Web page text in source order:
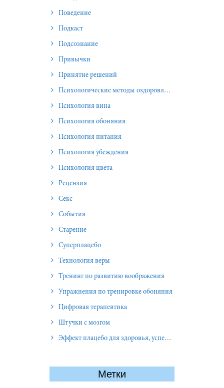
Поведение
Подкаст
Подсознание
Привычки
Принятие решений
Психологические методы оздоровления и омоложения
Психология вина
Психология обоняния
Психология питания
Психология убеждения
Психология цвета
Рецензия
Секс
События
Старение
Суперплацебо
Технология веры
Тренинг по развитию воображения
Упражнения по тренировке обоняния
Цифровая терапевтика
Штучки с мозгом
Эффект плацебо для здоровья, успеха и отношений
Метки